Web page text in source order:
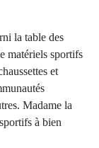
la table des
matériels sportifs
et
Madame la
à bien